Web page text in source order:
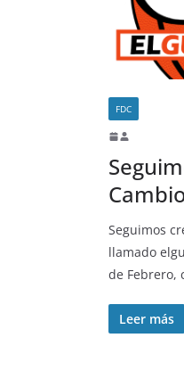
FDC
Seguimos
llamado
de Febrero,
Leer más